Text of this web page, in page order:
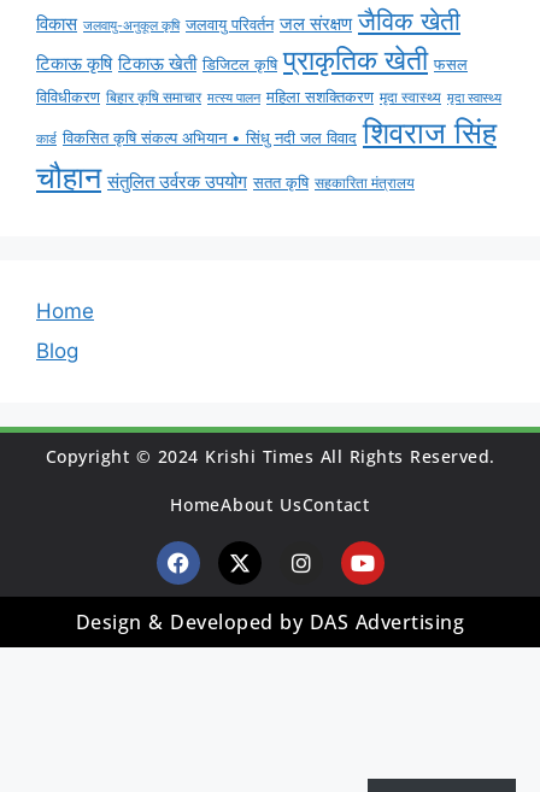
विकास जलवायु-अनुकूल कृषि जलवायु परिवर्तन जल संरक्षण जैविक खेती
टिकाऊ कृषि टिकाऊ खेती डिजिटल कृषि प्राकृतिक खेती फसल
विविधीकरण बिहार कृषि समाचार मत्स्य पालन महिला सशक्तिकरण मृदा स्वास्थ्य मृदा स्वास्थ्य
कार्ड विकसित कृषि संकल्प अभियान • सिंधु नदी जल विवाद शिवराज सिंह
चौहान संतुलित उर्वरक उपयोग सतत कृषि सहकारिता मंत्रालय
Home
Blog
Copyright © 2024 Krishi Times All Rights Reserved.
HomeAbout UsContact
Design & Developed by DAS Advertising